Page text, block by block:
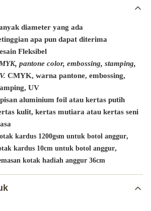
diameter yang ada
apa pun dapat diterima
Fleksibel
pantone color, embossing, stamping,
CMYK, warna pantone, embossing,
UV
aluminium foil atau kertas putih
kulit, kertas mutiara atau kertas seni
kardus 1200gsm untuk botol anggur,
kardus 10cm untuk botol anggur,
kotak hadiah anggur 36cm